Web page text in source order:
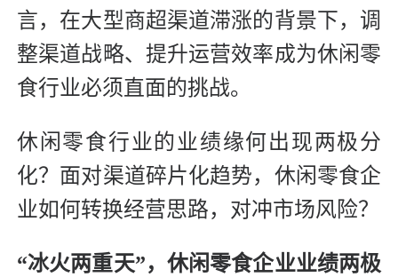
言，在大型商超渠道滞涨的背景下，调
整渠道战略、提升运营效率成为休闲零
食行业必须直面的挑战。
休闲零食行业的业绩缘何出现两极分
化？面对渠道碎片化趋势，休闲零食企
业如何转换经营思路，对冲市场风险？
“冰火两重天”，休闲零食企业业绩两极